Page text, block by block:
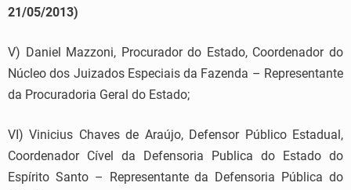
21/05/2013)
V) Daniel Mazzoni, Procurador do Estado, Coordenador do
Núcleo dos Juizados Especiais da Fazenda – Representante
da Procuradoria Geral do Estado;
VI) Vinicius Chaves de Araújo, Defensor Público Estadual,
Coordenador Cível da Defensoria Publica do Estado do
Espírito Santo – Representante da Defensoria Pública do